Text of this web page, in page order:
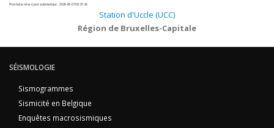
Prochaine mise à jour automatique :2026-08-07 09:37:40
Station d'Uccle (UCC)
Région de Bruxelles-Capitale
SÉISMOLOGIE
Sismogrammes
Sismicité en Belgique
Enquêtes macrosismiques